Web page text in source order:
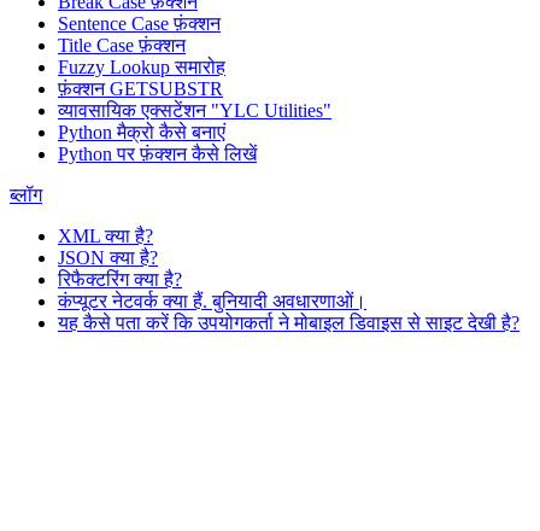
Sentence Case फ़ंक्शन
Title Case फ़ंक्शन
Fuzzy Lookupसमारोह
फ़ंक्शन GETSUBSTR
व्यावसायिक एक्सटेंशन "YLC Utilities"
Python मैक्रो कैसे बनाएं
Python पर फ़ंक्शन कैसे लिखें
ब्लॉग
XML क्या है?
JSON क्या है?
रिफैक्टरिंग क्या है?
कंप्यूटर नेटवर्क क्या हैं. बुनियादी अवधारणाओं।
यह कैसे पता करें कि उपयोगकर्ता ने मोबाइल डिवाइस से साइट देखी है?